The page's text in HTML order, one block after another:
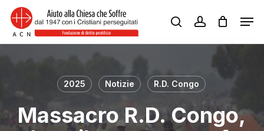
Skip
main
content
searchaccount
2025 Notizie R.D. Congo
Massacro R.D. Congo,